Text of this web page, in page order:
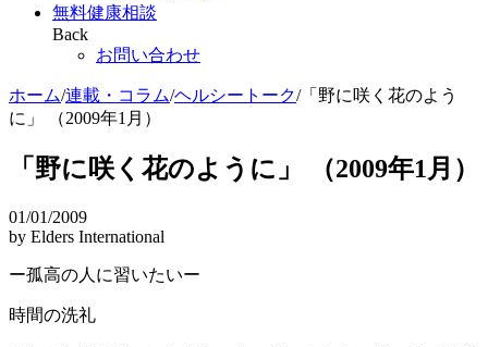
無料健康相談
Back
お問い合わせ
ホーム/連載・コラム/ヘルシートーク/「野に咲く花のよう
に」 （2009年1月）
「野に咲く花のように」 （2009年1月）
01/01/2009
by Elders International
ー孤高の人に習いたいー
時間の洗礼